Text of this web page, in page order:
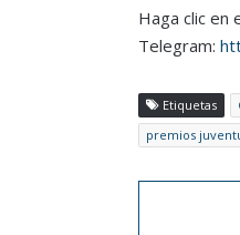
Haga clic en
Telegram:
Etiquetas
premios